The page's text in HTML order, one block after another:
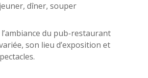
dîner, souper
du pub-restaurant
son lieu d’exposition et